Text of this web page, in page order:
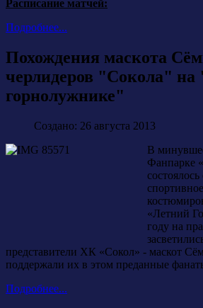
Расписание матчей:
Подробнее...
Похождения маскота
черлидеров "Сокола"
горнолужнике"
Создано: 26 августа 2013
В
Фанпарке
«Летний
году на
представители ХК «Сокол» - маскот
поддержали их в этом преданные
Подробнее...